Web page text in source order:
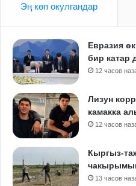
Эң көп окулгандар
Евразия
бир катар
12 часов
Лизун
камакка
12 часов
Кыргыз-
13 часов